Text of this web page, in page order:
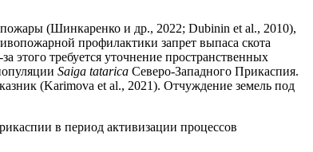
(Шинкаренко и др., 2022; Dubinin et al., 2010),
профилактики запрет выпаса скота
этого требуется уточнение пространственных
Saiga tatarica Северо-Западного Прикаспия.
(Karimova et al., 2021). Отчуждение земель под
в период активизации процессов